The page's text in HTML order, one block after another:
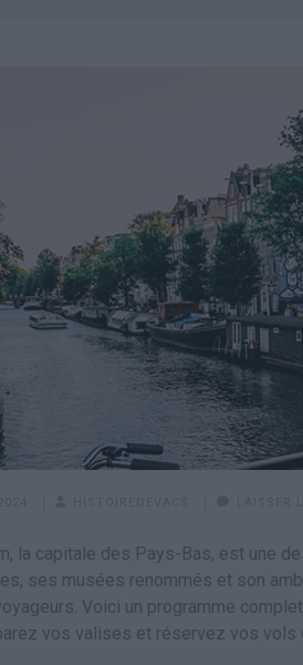
la capitale des Pays-Bas, est une
ses musées renommés et son
Voici un programme
vos valises et réservez vos vols